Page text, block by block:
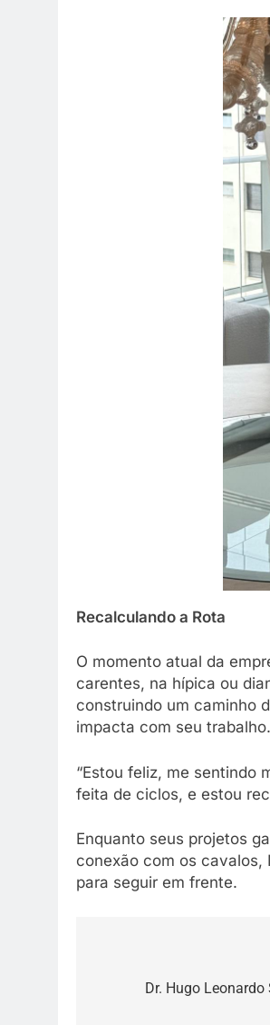
Recalculando a Rota
O momento atual da
carentes, na hípica ou
construindo um caminho
impacta com seu trabalho.
“Estou feliz, me sentindo
feita de ciclos, e estou
Enquanto seus projetos
conexão com os cavalos,
para seguir em frente.
Dr. Hugo